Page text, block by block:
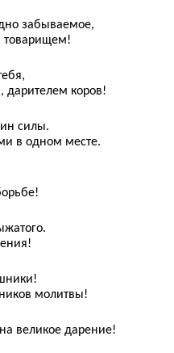
забываемое,
дарителем коров!
силы.
в одном месте.
молитвы!
великое дарение!